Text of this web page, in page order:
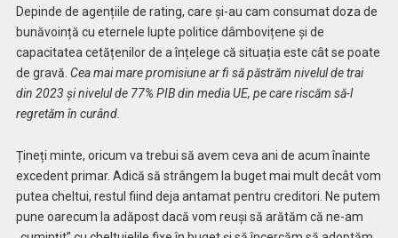
Depinde de agențiile de rating, care și-au cam consumat doza de
bunăvoință cu eternele lupte politice dâmbovițene și de
capacitatea cetățenilor de a înțelege că situația este cât se poate
de gravă. Cea mai mare promisiune ar fi să păstrăm nivelul de trai
din 2023 și nivelul de 77% PIB din media UE, pe care riscăm să-l
regretăm în curând.
Țineți minte, oricum va trebui să avem ceva ani de acum înainte
excedent primar. Adică să strângem la buget mai mult decât vom
putea cheltui, restul fiind deja antamat pentru creditori. Ne putem
pune oarecum la adăpost dacă vom reuși să arătăm că ne-am